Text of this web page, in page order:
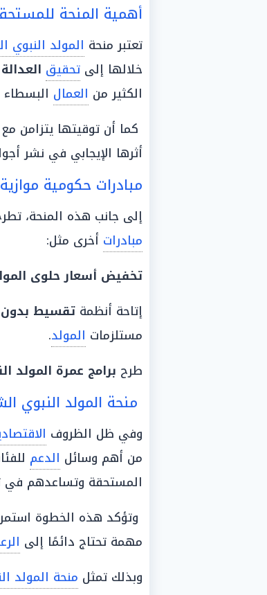
أهمية المنحة
تعتبر منحة المولد النبوي
خلالها إلى تحقيق العدالة
الكثير من العمال
كما أن توقيتها يتزامن
أثرها الإيجابي في نشر
مبادرات حكومية موازية
إلى جانب هذه المنحة،
مبادرات أخرى مثل:
تخفيض أسعار حلوى
إتاحة أنظمة تقسيط بدون
مستلزمات المولد.
طرح برامج عمرة المولد
منحة المولد النبوي
وفي ظل الظروف
من أهم وسائل الدعم
المستحقة وتساعدهم في
وتؤكد هذه الخطوة
مهمة تحتاج دائمًا إلى
وبذلك تمثل منحة المولد